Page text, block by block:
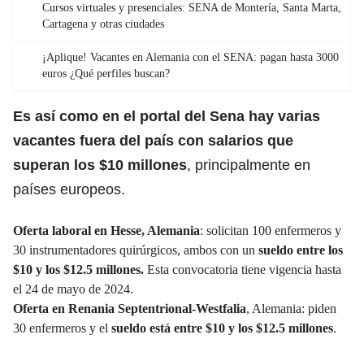
Cursos virtuales y presenciales: SENA de Montería, Santa Marta,
Cartagena y otras ciudades
¡Aplique! Vacantes en Alemania con el SENA: pagan hasta 3000
euros ¿Qué perfiles buscan?
Es así como en el portal del Sena hay varias
vacantes fuera del país con salarios que
superan los $10 millones, principalmente en
países europeos.
Oferta laboral en Hesse, Alemania: solicitan 100 enfermeros y
30 instrumentadores quirúrgicos, ambos con un sueldo entre los
$10 y los $12.5 millones. Esta convocatoria tiene vigencia hasta
el 24 de mayo de 2024.
Oferta en Renania Septentrional-Westfalia, Alemania: piden
30 enfermeros y el sueldo está entre $10 y los $12.5 millones.